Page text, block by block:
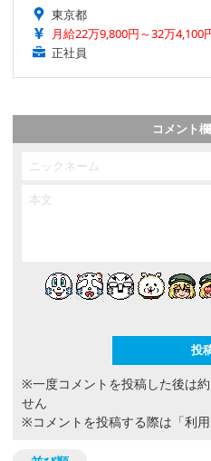
東京都
月給22万9,800円～32万4,100
正社員
コメント
※一度コメントを投稿した後は
せん
※コメントを投稿する際は 「利